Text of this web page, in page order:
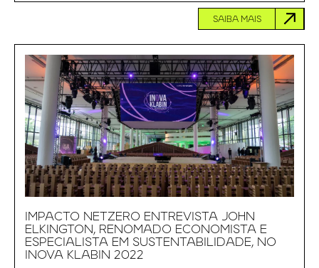
SAIBA MAIS
IMPACTO NETZERO ENTREVISTA JOHN
ELKINGTON, RENOMADO ECONOMISTA E
ESPECIALISTA EM SUSTENTABILIDADE, NO
INOVA KLABIN 2022